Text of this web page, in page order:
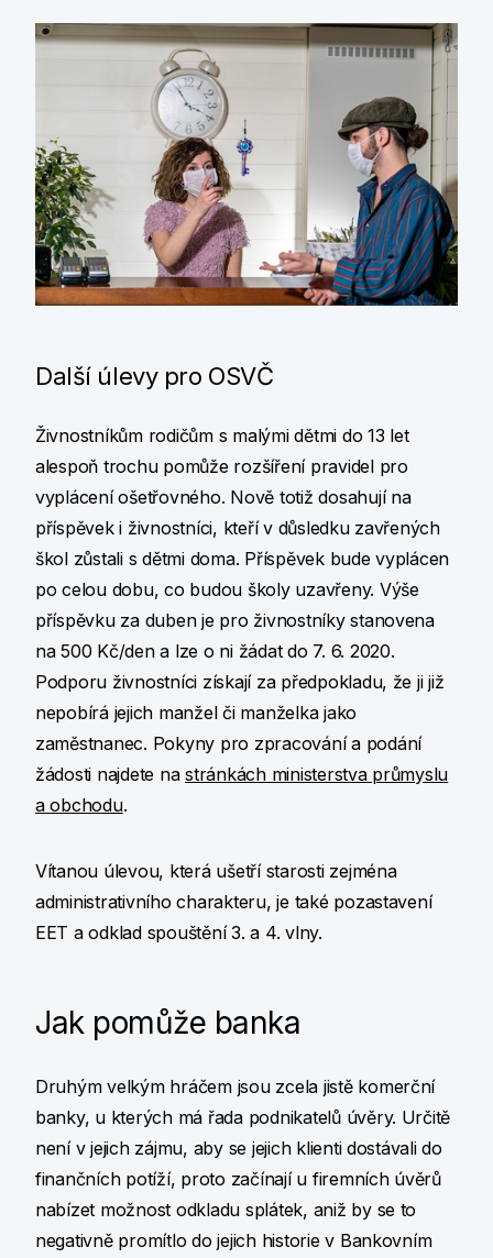
Další úlevy pro OSVČ
Živnostníkům rodičům s malými dětmi do 13 let
alespoň trochu pomůže rozšíření pravidel pro
vyplácení ošetřovného. Nově totiž dosahují na
příspěvek i živnostníci, kteří v důsledku zavřených
škol zůstali s dětmi doma. Příspěvek bude vyplácen
po celou dobu, co budou školy uzavřeny. Výše
příspěvku za duben je pro živnostníky stanovena
na 500 Kč/den a lze o ni žádat do 7. 6. 2020.
Podporu živnostníci získají za předpokladu, že ji již
nepobírá jejich manžel či manželka jako
zaměstnanec. Pokyny pro zpracování a podání
žádosti najdete nastránkách ministerstva průmyslu
a obchodu.
Vítanou úlevou, která ušetří starosti zejména
administrativního charakteru, je také pozastavení
EET a odklad spouštění 3. a 4. vlny.
Jak pomůže banka
Druhým velkým hráčem jsou zcela jistě komerční
banky, u kterých má řada podnikatelů úvěry. Určitě
není v jejich zájmu, aby se jejich klienti dostávali do
finančních potíží, proto začínají u firemních úvěrů
nabízet možnost odkladu splátek, aniž by se to
negativně promítlo do jejich historie v Bankovním